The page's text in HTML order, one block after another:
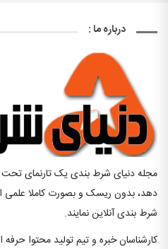
درباره ما :
مجله دنیای شرط بندی یک تارنمای
دهد، بدون ریسک و بصورت کاملا علمی
شرط بندی آنلاین نمایند.
کارشناسان خبره و تیم تولید محتوا